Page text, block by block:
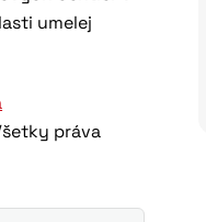
umelej
práva